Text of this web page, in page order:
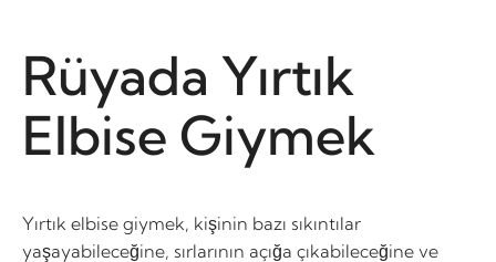
Rüyada Yırtık
Elbise Giymek
Yırtık elbise giymek, kişinin bazı sıkıntılar
yaşayabileceğine, sırlarının açığa çıkabileceğine ve